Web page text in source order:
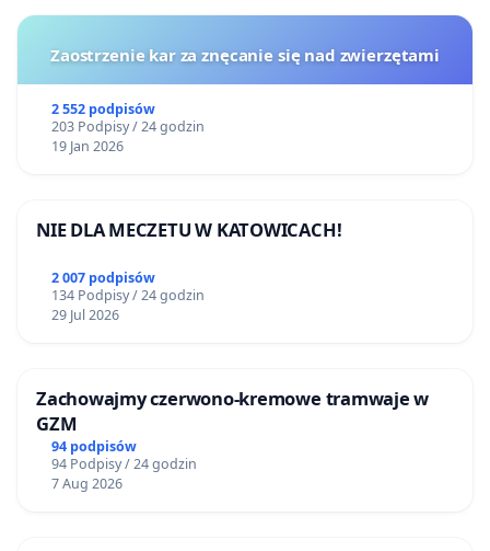
Zaostrzenie kar za znęcanie się nad zwierzętami
2 552 podpisów
203 Podpisy / 24 godzin
19 Jan 2026
NIE DLA MECZETU W KATOWICACH!
2 007 podpisów
134 Podpisy / 24 godzin
29 Jul 2026
Zachowajmy czerwono-kremowe tramwaje w
GZM
94 podpisów
94 Podpisy / 24 godzin
7 Aug 2026